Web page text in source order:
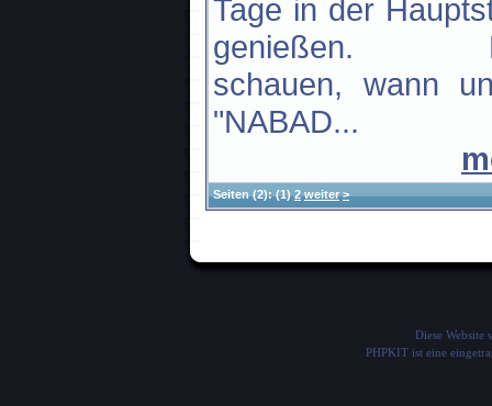
Tage in der
genießen.
schauen, wann
"NABAD...
Seiten(2):(1) 2 weiter >
Diese Website
PHPKIT ist eine